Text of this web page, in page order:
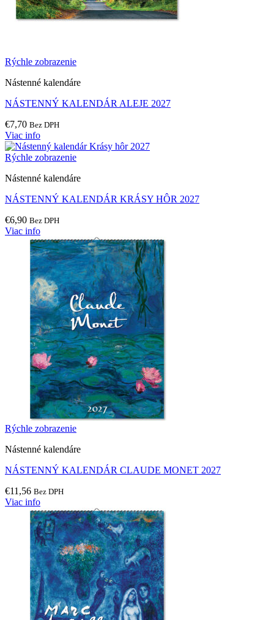
Rýchle zobrazenie
Nástenné kalendáre
NÁSTENNÝ KALENDÁR ALEJE 2027
€7,70 Bez DPH
Viac info
Rýchle zobrazenie
Nástenné kalendáre
NÁSTENNÝ KALENDÁR KRÁSY HÔR 2027
€6,90 Bez DPH
Viac info
Rýchle zobrazenie
Nástenné kalendáre
NÁSTENNÝ KALENDÁR CLAUDE MONET 2027
€11,56 Bez DPH
Viac info